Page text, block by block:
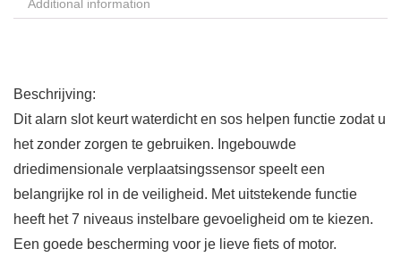
Additional information
Beschrijving:
Dit alarn slot keurt waterdicht en sos helpen functie zodat u
het zonder zorgen te gebruiken. Ingebouwde
driedimensionale verplaatsingssensor speelt een
belangrijke rol in de veiligheid. Met uitstekende functie
heeft het 7 niveaus instelbare gevoeligheid om te kiezen.
Een goede bescherming voor je lieve fiets of motor.